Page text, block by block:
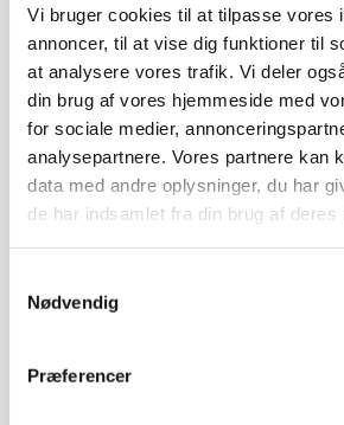
Vi bruger cookies til at tilpasse vores
annoncer, til at vise dig funktioner til
at analysere vores trafik. Vi deler
din brug af vores hjemmeside med
for sociale medier,
analysepartnere. Vores partnere kan
data med andre oplysninger, du har
de har indsamlet fra din brug af deres
Nødvendig
Præferencer
Timingen var gal,
håndteringen forkert.
Det er, ifølge BUPL’s formand,
de tre hovedårsager til, at
strandede.
»Vi befinder os i en
er endnu ikke tegn på, at
virke. Så er det altså svært at
at det er nødvendigt at arbejde
overhovedet er nødvendigt at øge